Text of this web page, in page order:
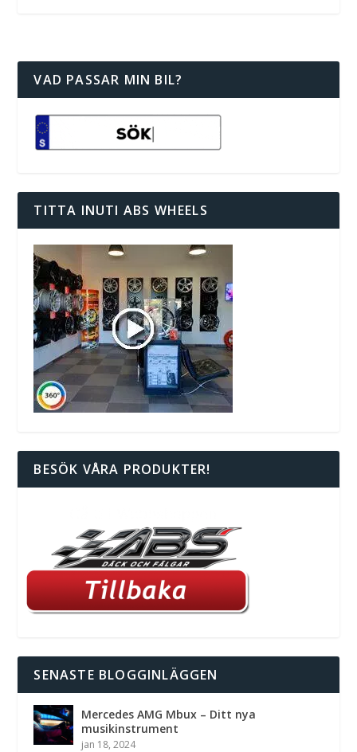
VAD PASSAR MIN BIL?
TITTA INUTI ABS WHEELS
BESÖK VÅRA PRODUKTER!
SENASTE BLOGGINLÄGGEN
Mercedes AMG Mbux – Ditt nya
musikinstrument
jan 18, 2024